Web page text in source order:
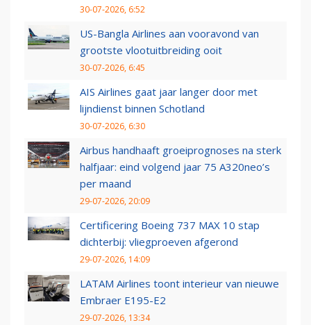
30-07-2026, 6:52
US-Bangla Airlines aan vooravond van
grootste vlootuitbreiding ooit
30-07-2026, 6:45
AIS Airlines gaat jaar langer door met
lijndienst binnen Schotland
30-07-2026, 6:30
Airbus handhaaft groeiprognoses na sterk
halfjaar: eind volgend jaar 75 A320neo’s
per maand
29-07-2026, 20:09
Certificering Boeing 737 MAX 10 stap
dichterbij: vliegproeven afgerond
29-07-2026, 14:09
LATAM Airlines toont interieur van nieuwe
Embraer E195-E2
29-07-2026, 13:34